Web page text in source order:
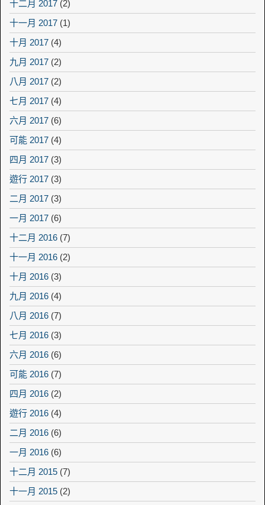
十二月 2017 (2)
十一月 2017 (1)
十月 2017 (4)
九月 2017 (2)
八月 2017 (2)
七月 2017 (4)
六月 2017 (6)
可能 2017 (4)
四月 2017 (3)
遊行 2017 (3)
二月 2017 (3)
一月 2017 (6)
十二月 2016 (7)
十一月 2016 (2)
十月 2016 (3)
九月 2016 (4)
八月 2016 (7)
七月 2016 (3)
六月 2016 (6)
可能 2016 (7)
四月 2016 (2)
遊行 2016 (4)
二月 2016 (6)
一月 2016 (6)
十二月 2015 (7)
十一月 2015 (2)